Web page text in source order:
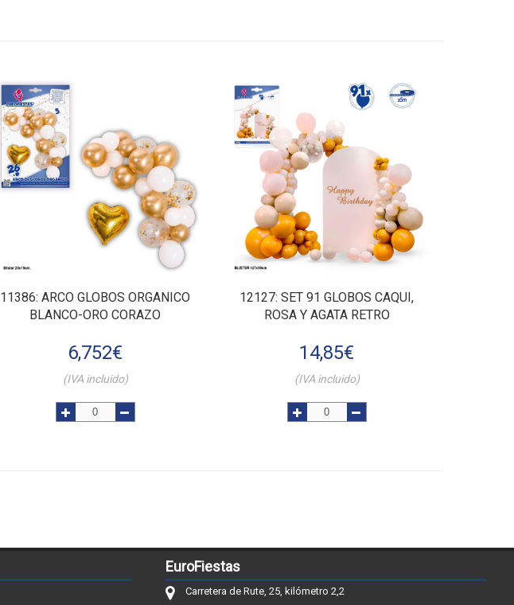
11386: ARCO GLOBOS ORGANICO
BLANCO-ORO CORAZO
6,752€
(IVA incluido)
12127: SET 91 GLOBOS CAQUI,
ROSA Y AGATA RETRO
14,85€
(IVA incluido)
EuroFiestas
Carretera de Rute, 25, kilómetro 2,2